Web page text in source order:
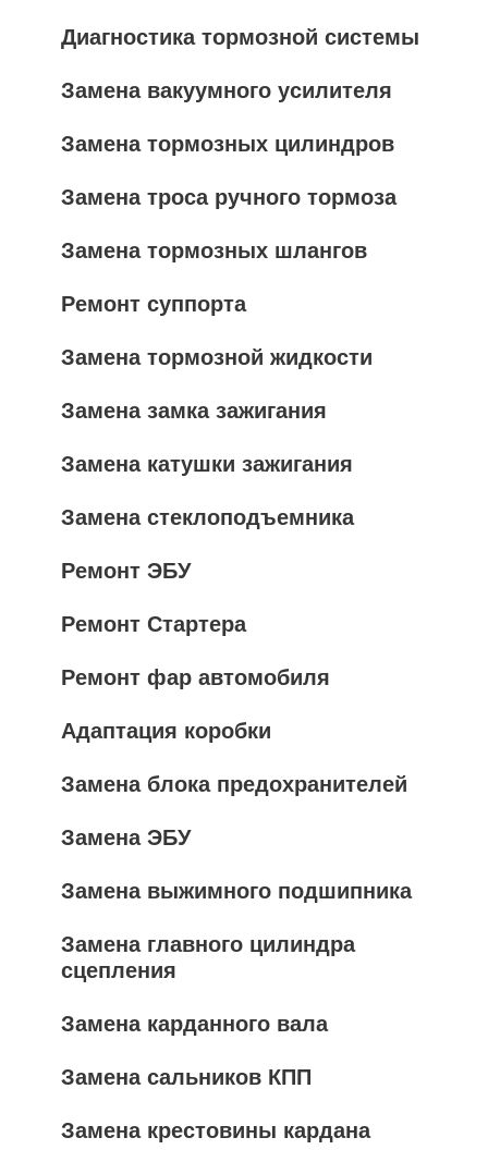
Диагностика тормозной системы
Замена вакуумного усилителя
Замена тормозных цилиндров
Замена троса ручного тормоза
Замена тормозных шлангов
Ремонт суппорта
Замена тормозной жидкости
Замена замка зажигания
Замена катушки зажигания
Замена стеклоподъемника
Ремонт ЭБУ
Ремонт Стартера
Ремонт фар автомобиля
Адаптация коробки
Замена блока предохранителей
Замена ЭБУ
Замена выжимного подшипника
Замена главного цилиндра
сцепления
Замена карданного вала
Замена сальников КПП
Замена крестовины кардана